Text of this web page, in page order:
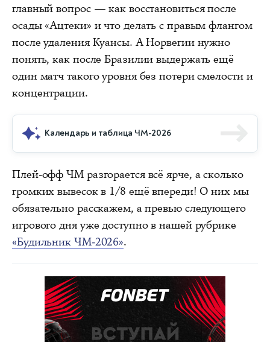
главный вопрос — как восстановиться после
осады «Ацтеки» и что делать с правым флангом
после удаления Куансы. А Норвегии нужно
понять, как после Бразилии выдержать ещё
один матч такого уровня без потери смелости и
концентрации.
Календарь и таблица ЧМ-2026
Плей-офф ЧМ разгорается всё ярче, а сколько
громких вывесок в 1/8 ещё впереди! О них мы
обязательно расскажем, а превью следующего
игрового дня уже доступно в нашей рубрике
«Будильник ЧМ-2026».